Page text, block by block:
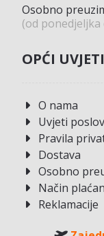
Osobno
(od ponedjeljka
OPĆI
O nama
Uvjeti
Pravila
Dostava
Osobno
Način
Reklamacije